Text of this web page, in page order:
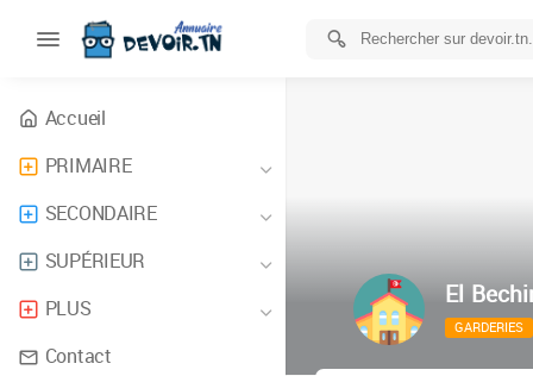
Accueil
PRIMAIRE
SECONDAIRE
SUPÉRIEUR
PLUS
Contact
El
GARDERIES